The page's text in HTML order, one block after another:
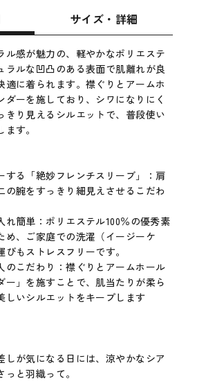
サイズ・詳細
ル感が魅力の、軽やかなポリエステ
ラルな凹凸のある表面で肌離れが良
適に着られます。襟ぐりとアームホ
ダーを施しており、シワになりにく
きり見えるシルエットで、普段使い
す。
する「絶妙フレンチスリーブ」：肩
の腕をすっきり細見えさせるこだわ
れ簡単：ポリエステル100％の優秀素
め、ご家庭での洗濯（イージーケ
もストレスフリーです。
のこだわり：襟ぐりとアームホール
ー」を施すことで、肌当たりが柔ら
しいシルエットをキープします
しが気になる日には、涼やかなシア
と羽織って。